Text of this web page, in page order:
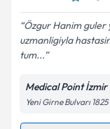
Metni'ni
Özgur Hanim guler
uzmanligiyla
tum...
Medical Point İzmir
Yeni Girne Bulvarı